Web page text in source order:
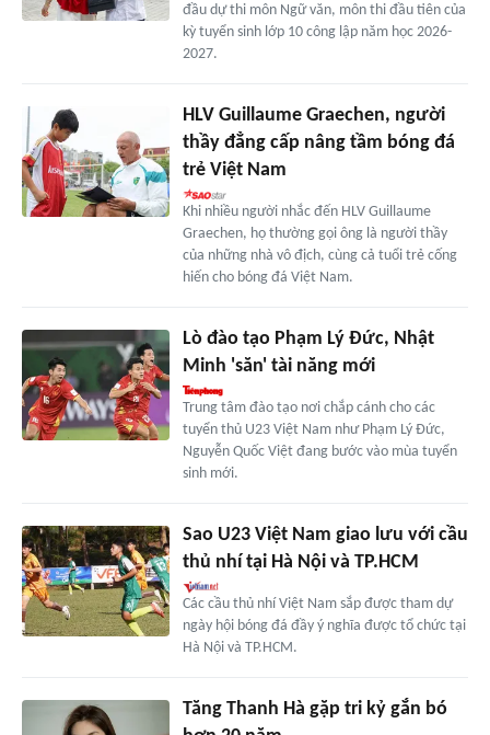
đầu dự thi môn Ngữ văn, môn thi đầu tiên của
kỳ tuyển sinh lớp 10 công lập năm học 2026-
2027.
HLV Guillaume Graechen, người
thầy đẳng cấp nâng tầm bóng đá
trẻ Việt Nam
Khi nhiều người nhắc đến HLV Guillaume
Graechen, họ thường gọi ông là người thầy
của những nhà vô địch, cùng cả tuổi trẻ cống
hiến cho bóng đá Việt Nam.
Lò đào tạo Phạm Lý Đức, Nhật
Minh 'săn' tài năng mới
Trung tâm đào tạo nơi chắp cánh cho các
tuyển thủ U23 Việt Nam như Phạm Lý Đức,
Nguyễn Quốc Việt đang bước vào mùa tuyển
sinh mới.
Sao U23 Việt Nam giao lưu với cầu
thủ nhí tại Hà Nội và TP.HCM
Các cầu thủ nhí Việt Nam sắp được tham dự
ngày hội bóng đá đầy ý nghĩa được tổ chức tại
Hà Nội và TP.HCM.
Tăng Thanh Hà gặp tri kỷ gắn bó